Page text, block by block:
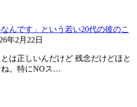
なんです」という若い20代の彼のこ
年2月22日
は正しいんだけど 残念だけどほと
ね。特にNOス…